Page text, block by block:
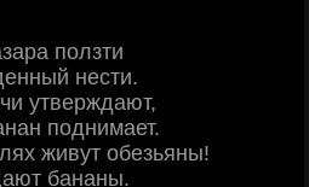
ползти
нести.
утверждают,
поднимает.
живут обезьяны!
бананы.